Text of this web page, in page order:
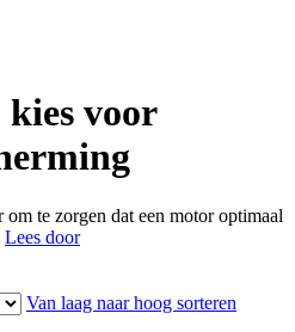
voor
te zorgen dat een motor optimaal
Lees door
Van laag naar hoog sorteren